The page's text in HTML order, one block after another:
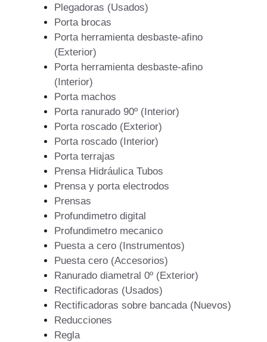
Plegadoras (Usados)
Porta brocas
Porta herramienta desbaste-afino
(Exterior)
Porta herramienta desbaste-afino
(Interior)
Porta machos
Porta ranurado 90º (Interior)
Porta roscado (Exterior)
Porta roscado (Interior)
Porta terrajas
Prensa Hidráulica Tubos
Prensa y porta electrodos
Prensas
Profundimetro digital
Profundimetro mecanico
Puesta a cero (Instrumentos)
Puesta cero (Accesorios)
Ranurado diametral 0º (Exterior)
Rectificadoras (Usados)
Rectificadoras sobre bancada (Nuevos)
Reducciones
Regla